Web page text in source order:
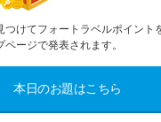
つけてフォートラベルポイント
ージで発表されます。
本日のお題はこちら